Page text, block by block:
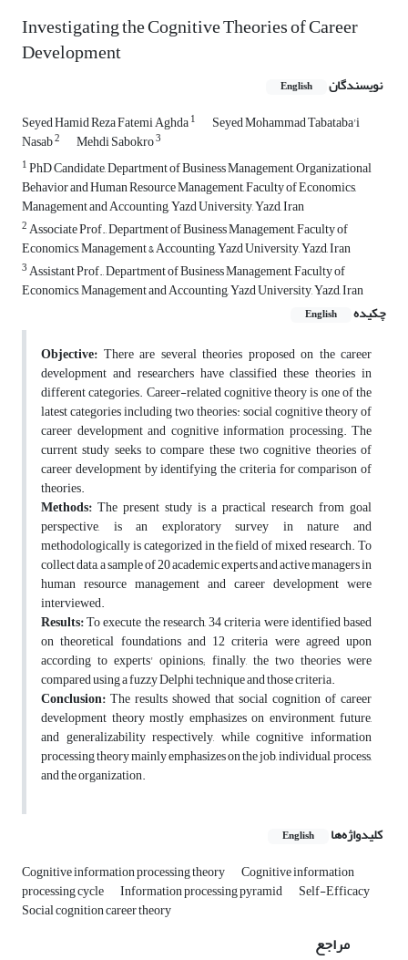
Investigating the Cognitive Theories of Career
Development
نویسندگان English
Seyed Hamid Reza Fatemi Aghda1 Seyed Mohammad Tabataba'i
Nasab2 Mehdi Sabokro3
1PhD Candidate, Department of Business Management, Organizational
Behavior and Human Resource Management, Faculty of Economics,
Management and Accounting, Yazd University, Yazd, Iran
2Associate Prof., Department of Business Management, Faculty of
Economics, Management & Accounting, Yazd University, Yazd, Iran
3Assistant Prof., Department of Business Management, Faculty of
Economics, Management and Accounting, Yazd University, Yazd, Iran
چکیده
English
Objective: There are several theories proposed on the career
development and researchers have classified these theories in
different categories. Career-related cognitive theory is one of the
latest categories including two theories: social cognitive theory of
career development and cognitive information processing. The
current study seeks to compare these two cognitive theories of
career development by identifying the criteria for comparison of
theories.
Methods: The present study is a practical research from goal
perspective, is an exploratory survey in nature and
methodologically is categorized in the field of mixed research. To
collect data, a sample of 20 academic experts and active managers in
human resource management and career development were
interviewed.
Results:To execute the research, 34 criteria were identified based
on theoretical foundations and 12 criteria were agreed upon
according to experts' opinions; finally, the two theories were
compared using a fuzzy Delphi technique and those criteria.
Conclusion:The results showed that social cognition of career
development theory mostly emphasizes on environment, future,
and generalizability respectively, while cognitive information
processing theory mainly emphasizes on the job, individual, process,
and the organization.
کلیدواژه‌ها English
Cognitive information processing theory Cognitive information
processing cycle Information processing pyramid Self-Efficacy
Social cognition career theory
مراجع